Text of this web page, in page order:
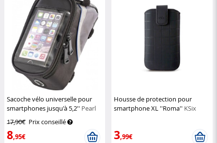
Sacoche vélo universelle pour
smartphones jusqu'à 5,2'' Pearl
17,90€ Prix conseillé
8,95€
Housse de protection pour
smartphone XL ''Roma'' KSix
3,99€